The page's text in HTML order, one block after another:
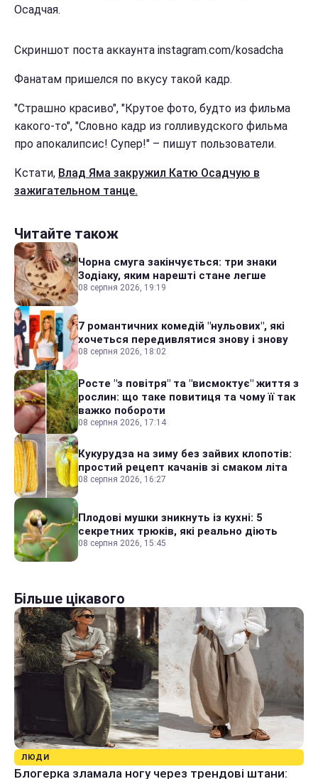
Осадчая.
Скриншот поста аккаунта instagram.com/kosadcha
Фанатам пришелся по вкусу такой кадр.
"Страшно красиво", "Крутое фото, будто из фильма
какого-то", "Словно кадр из голливудского фильма
про апокалипсис! Супер!" – пишут пользователи.
Кстати, Влад Яма закружил Катю Осадчую в
зажигательном танце.
Читайте також
Чорна смуга закінчується: три знаки
Зодіаку, яким нарешті стане легше
08 серпня 2026, 19:19
7 романтичних комедій "нульових", які
хочеться передивлятися знову і знову
08 серпня 2026, 18:02
Росте "з повітря" та "висмоктує" життя з
рослин: що таке повитиця та чому її так
важко побороти
08 серпня 2026, 17:14
Кукурудза на зиму без зайвих клопотів:
простий рецепт качанів зі смаком літа
08 серпня 2026, 16:27
Плодові мушки зникнуть із кухні: 5
секретних трюків, які реально діють
08 серпня 2026, 15:45
Більше цікавого
ЛЮДИ
Блогерка зламала ногу через трендові штани: